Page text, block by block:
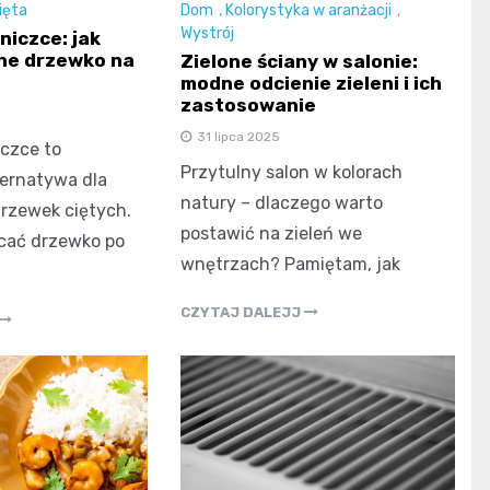
jak
drzewko na
to
dla
ciętych.
drzewko po
Dom , Kolorystyka w aranżacji ,
Wystrój
Zielone ściany w salonie:
modne odcienie zieleni i ich
zastosowanie
31 lipca 2025
Przytulny salon w kolorach
natury – dlaczego warto
postawić na zieleń we
wnętrzach? Pamiętam, jak
CZYTAJ DALEJJ